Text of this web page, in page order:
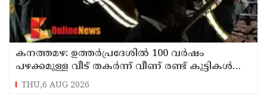
കനത്തമഴ: ഉത്തര്‍പ്രദേശില്‍ 100 വര്‍ഷം
പഴക്കമുള്ള വീട് തകര്‍ന്ന് വീണ് രണ്ട് കുട്ടികള്‍
ഉള്‍പ്പടെ 6 പേര്‍ക്ക് ദാരുണാന്ത്യം
THU,6 AUG 2026